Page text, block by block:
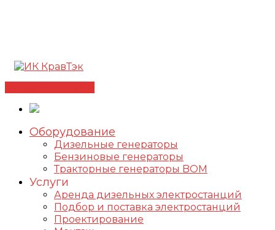
Оборудование
Дизельные генераторы
Бензиновые генераторы
Тракторные генераторы BOM
Услуги
Аренда дизельных электростанций
Подбор и поставка электростанций
Проектирование